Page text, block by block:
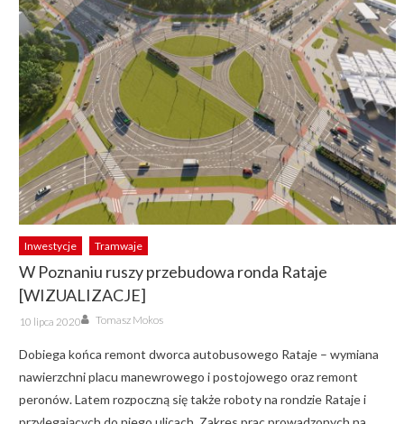
Inwestycje Tramwaje
W Poznaniu ruszy przebudowa ronda Rataje
[WIZUALIZACJE]
Posted
on
10 lipca 2020 Author
Tomasz Mokos
Dobiega końca remont dworca autobusowego Rataje – wymiana
nawierzchni placu manewrowego i postojowego oraz remont
peronów. Latem rozpoczną się także roboty na rondzie Rataje i